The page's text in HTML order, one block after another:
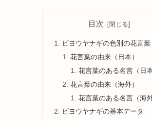
目次
ビヨウヤナギの色別の花言葉
花言葉の由来（日本）
花言葉のある名言（日本
花言葉の由来（海外）
花言葉のある名言（海外
ビヨウヤナギの基本データ